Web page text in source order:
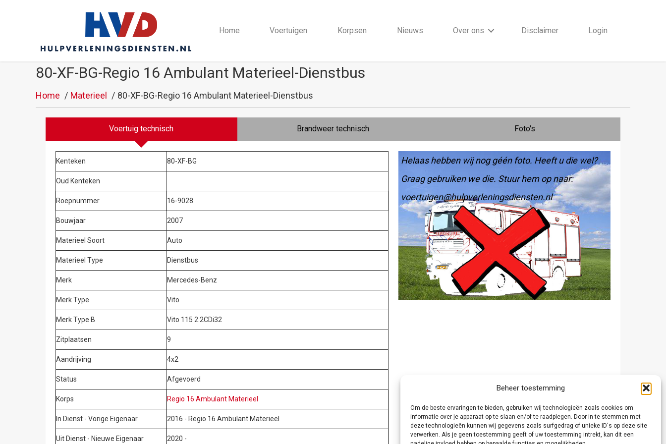
Beheer toestemming
Om de beste ervaringen te bieden, gebruiken wij technologieën zoals cookies om
informatie over je apparaat op te slaan en/of te raadplegen. Door in te stemmen met
deze technologieën kunnen wij gegevens zoals surfgedrag of unieke ID's op deze site
verwerken. Als je geen toestemming geeft of uw toestemming intrekt, kan dit een
Home Voertuigen Korpsen Nieuws Over ons Disclaimer Login
80-XF-BG-Regio 16 Ambulant Materieel-Dienstbus
Home Materieel 80-XF-BG-Regio 16 Ambulant Materieel-Dienstbus
Voertuig technisch Brandweer technisch Foto's
Kenteken 80-XF-BG
Oud Kenteken
Roepnummer 16-9028
Bouwjaar 2007
Materieel Soort Auto
Materieel Type Dienstbus
Merk Mercedes-Benz
Merk Type Vito
Merk Type B Vito 115 2.2CDi32
Zitplaatsen 9
Aandrijving 4x2
Status Afgevoerd
Korps Regio 16 Ambulant Materieel
In Dienst - Vorige Eigenaar 2016 - Regio 16 Ambulant Materieel
Uit Dienst - Nieuwe Eigenaar 2020 -
Helaas hebben wij nog géén foto. Heeft u die wel?
Graag gebruiken we die. Stuur hem op naar:
voertuigen@hulpverleningsdiensten.nl